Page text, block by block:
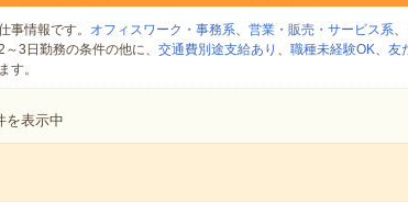
事情報です。 オフィスワーク・事務系、 営業・販売・サービス系、
3日勤務の条件の他に、 交通費別途支給あり 、 職種未経験OK、 友
す。
を表示中